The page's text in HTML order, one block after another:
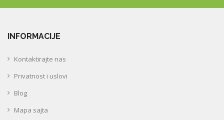
INFORMACIJE
Kontaktirajte nas
Privatnost i uslovi
Blog
Mapa sajta